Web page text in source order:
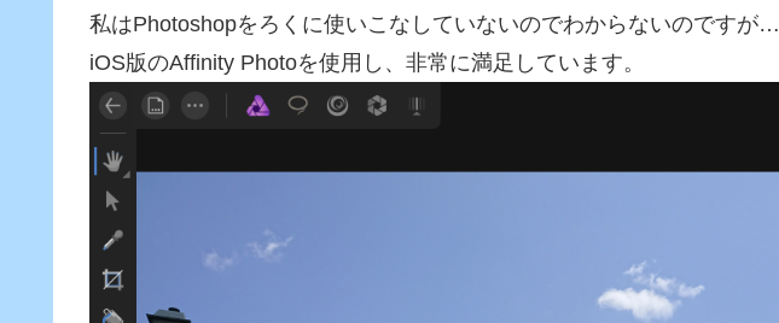
私はPhotoshopをろくに使いこなしていないのでわからないのですが…
iOS版のAffinity Photoを使用し、非常に満足しています。